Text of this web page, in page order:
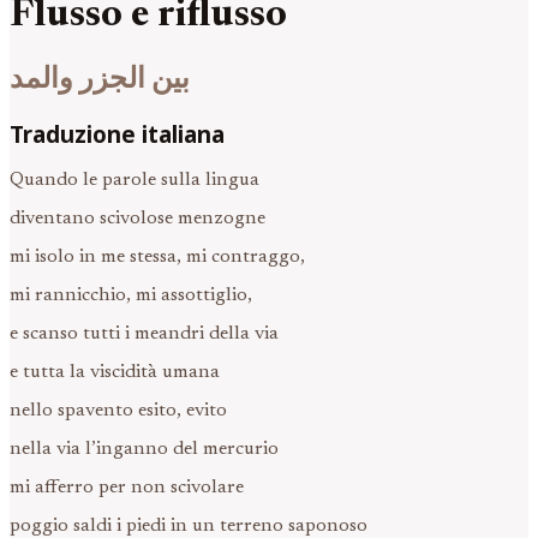
Flusso e riflusso
بين الجزر والمد
Traduzione italiana
Quando le parole sulla lingua
diventano scivolose menzogne
mi isolo in me stessa, mi contraggo,
mi rannicchio, mi assottiglio,
e scanso tutti i meandri della via
e tutta la viscidità umana
nello spavento esito, evito
nella via l’inganno del mercurio
mi afferro per non scivolare
poggio saldi i piedi in un terreno saponoso